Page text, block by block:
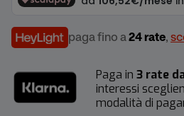
paga fino a 24 rate,
Paga in 3 rate
interessi
modalità di